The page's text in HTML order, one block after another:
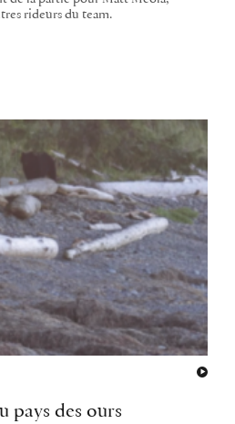
rideurs du team.
pays des ours